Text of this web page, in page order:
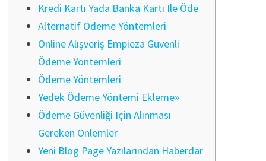
Kredi Kartı Yada Banka Kartı Ile Öde
Alternatif Ödeme Yöntemleri
Online Alışveriş Empieza Güvenli
Ödeme Yöntemleri
Ödeme Yöntemleri
Yedek Ödeme Yöntemi Ekleme»
Ödeme Güvenliği Için Alınması
Gereken Önlemler
Yeni Blog Page Yazılarından Haberdar